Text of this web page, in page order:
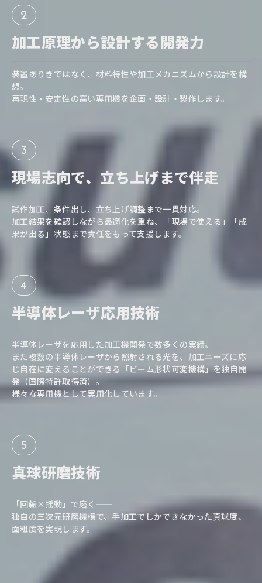
2
加工原理から設計する開発力
装置ありきではなく、材料特性や加工メカニズムから設計を構
想。
再現性・安定性の高い専用機を企画・設計・製作します。
3
現場志向で、 立ち上げまで伴走
試作加工、条件出し、立ち上げ調整まで一貫対応。
加工結果を確認しながら最適化を重ね、「現場で使える」「成
果が出る」状態まで責任をもって支援します。
4
半導体レーザ応用技術
半導体レーザを応用した加工機開発で数多くの実績。
また複数の半導体レーザから照射される光を、加工ニーズに応
じ自在に変えることができる「ビーム形状可変機構」を独自開
発（国際特許取得済）。
様々な専用機として実用化しています。
5
真球研磨技術
「回転×揺動」で磨く――
独自の三次元研磨機構で、手加工でしかできなかった真球度、
面粗度を実現します。